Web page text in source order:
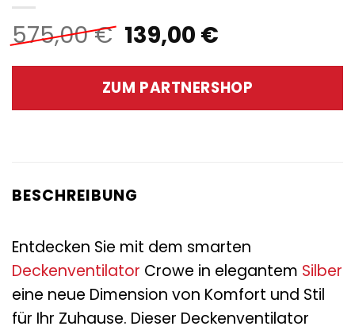
575,00€ Ursprünglicher
Preis
war:
575,00 €
139,00 €Aktueller
ist:
139,00 €.
ZUM PARTNERSHOP
BESCHREIBUNG
Entdecken Sie mit dem smarten
Deckenventilator Crowe in elegantem Silber
eine neue Dimension von Komfort und Stil
für Ihr Zuhause. Dieser Deckenventilator